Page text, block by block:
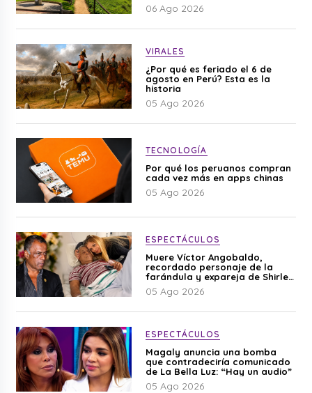
06 Ago 2026
VIRALES
¿Por qué es feriado el 6 de
agosto en Perú? Esta es la
historia
05 Ago 2026
TECNOLOGÍA
Por qué los peruanos compran
cada vez más en apps chinas
05 Ago 2026
ESPECTÁCULOS
Muere Víctor Angobaldo,
recordado personaje de la
farándula y expareja de Shirley
Cherres
05 Ago 2026
ESPECTÁCULOS
Magaly anuncia una bomba
que contradeciría comunicado
de La Bella Luz: “Hay un audio”
05 Ago 2026